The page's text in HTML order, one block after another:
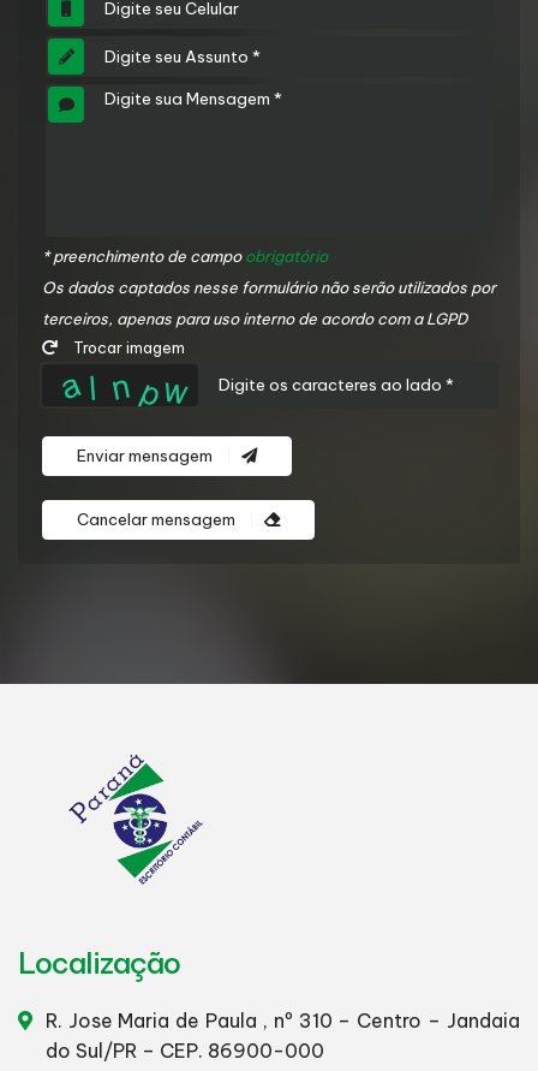
* preenchimento de campoobrigatório
Os dados captados nesse formulário não serão utilizados por
terceiros, apenas para uso interno de acordo com a LGPD
Trocar imagem
Enviar mensagem
Cancelar mensagem
Localização
R. Jose Maria de Paula , nº 310 – Centro – Jandaia
do Sul/PR – CEP. 86900-000